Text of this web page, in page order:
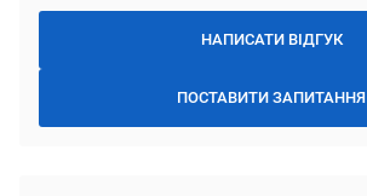
НАПИСАТИ ВІДГУК
ПОСТАВИТИ ЗАПИТАННЯ